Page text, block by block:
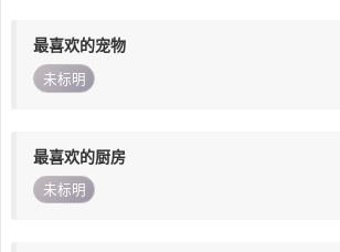
最喜欢的宠物
未标明
最喜欢的厨房
未标明